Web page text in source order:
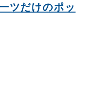
ツだけのポッ